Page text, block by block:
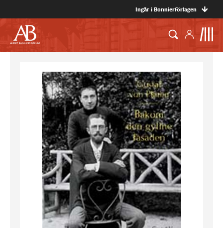
Ingår i Bonnierförlagen